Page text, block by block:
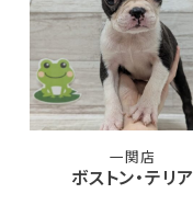
一関店
ボストン・テリア